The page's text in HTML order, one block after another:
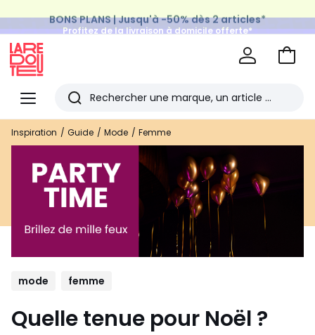
Profitez de la livraison à domicile offerte*
sur tous vos achats Mode & Maison
Menu
Redoute
Rechercher
Les
derniers
articles
consultés
Aller
Inspiration Guide Mode Femme
mode femme
Quelle tenue pour Noël ?